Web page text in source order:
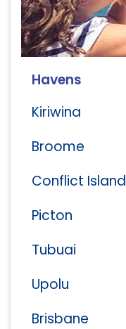
Havens
Kiriwina
Broome
Conflict Island
Picton
Tubuai
Upolu
Brisbane